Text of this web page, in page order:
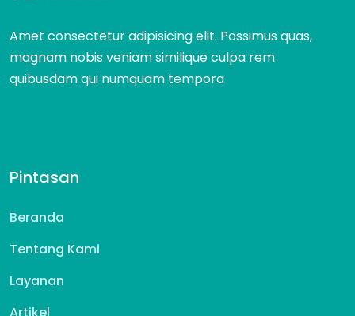
Amet consectetur adipisicing elit. Possimus quas,
magnam nobis veniam similique culpa rem
quibusdam qui numquam tempora
Pintasan
Beranda
Tentang Kami
Layanan